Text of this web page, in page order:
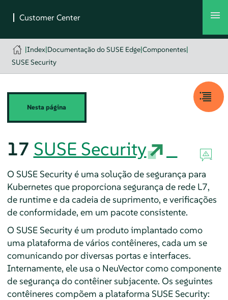
|Index|Documentação do SUSE Edge|Componentes|
SUSE Security
Nesta página
17 SUSE Security
O SUSE Security é uma solução de segurança para
Kubernetes que proporciona segurança de rede L7,
de runtime e da cadeia de suprimento, e verificações
de conformidade, em um pacote consistente.
O SUSE Security é um produto implantado como
uma plataforma de vários contêineres, cada um se
comunicando por diversas portas e interfaces.
Internamente, ele usa o NeuVector como componente
de segurança do contêiner subjacente. Os seguintes
contêineres compõem a plataforma SUSE Security: